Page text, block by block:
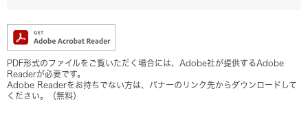
PDF形式のファイルをご覧いただく場合には、Adobe社が提供するAdobe
Readerが必要です。
Adobe Readerをお持ちでない方は、バナーのリンク先からダウンロードして
ください。（無料）